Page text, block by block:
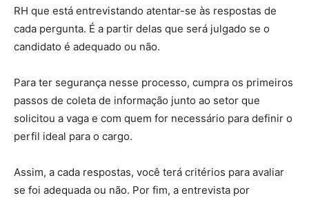
RH que está entrevistando atentar-se às respostas de
cada pergunta. É a partir delas que será julgado se o
candidato é adequado ou não.
Para ter segurança nesse processo, cumpra os primeiros
passos de coleta de informação junto ao setor que
solicitou a vaga e com quem for necessário para definir o
perfil ideal para o cargo.
Assim, a cada respostas, você terá critérios para avaliar
se foi adequada ou não. Por fim, a entrevista por